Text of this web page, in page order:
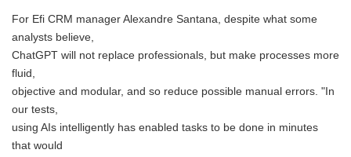
For Efi CRM manager Alexandre Santana, despite what some
analysts believe,
ChatGPT will not replace professionals, but make processes more
fluid,
objective and modular, and so reduce possible manual errors. "In
our tests,
using AIs intelligently has enabled tasks to be done in minutes
that would